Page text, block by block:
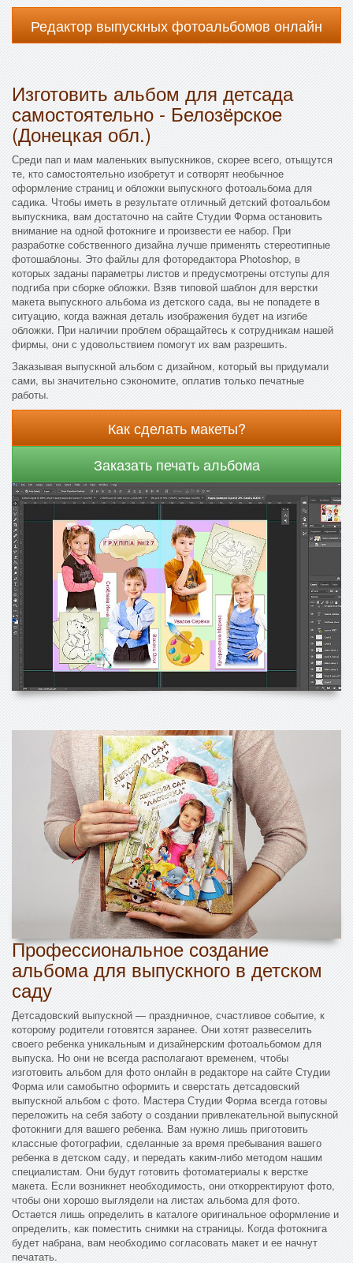
Редактор выпускных фотоальбомов онлайн
Изготовить альбом для детсада
самостоятельно - Белозёрское
(Донецкая обл.)
Среди пап и мам маленьких выпускников, скорее всего, отыщутся
те, кто самостоятельно изобретут и сотворят необычное
оформление страниц и обложки выпускного фотоальбома для
садика. Чтобы иметь в результате отличный детский фотоальбом
выпускника, вам достаточно на сайте Студии Форма остановить
внимание на одной фотокниге и произвести ее набор. При
разработке собственного дизайна лучше применять стереотипные
фотошаблоны. Это файлы для фоторедактора Photoshop, в
которых заданы параметры листов и предусмотрены отступы для
подгиба при сборке обложки. Взяв типовой шаблон для верстки
макета выпускного альбома из детского сада, вы не попадете в
ситуацию, когда важная деталь изображения будет на изгибе
обложки. При наличии проблем обращайтесь к сотрудникам нашей
фирмы, они с удовольствием помогут их вам разрешить.
Заказывая выпускной альбом с дизайном, который вы придумали
сами, вы значительно сэкономите, оплатив только печатные
работы.
Как сделать макеты?
Заказать печать альбома
Профессиональное создание
альбома для выпускного в детском
саду
Детсадовский выпускной — праздничное, счастливое событие, к
которому родители готовятся заранее. Они хотят развеселить
своего ребенка уникальным и дизайнерским фотоальбомом для
выпуска. Но они не всегда располагают временем, чтобы
изготовить альбом для фото онлайн в редакторе на сайте Студии
Форма или самобытно оформить и сверстать детсадовский
выпускной альбом с фото. Мастера Студии Форма всегда готовы
переложить на себя заботу о создании привлекательной выпускной
фотокниги для вашего ребенка. Вам нужно лишь приготовить
классные фотографии, сделанные за время пребывания вашего
ребенка в детском саду, и передать каким-либо методом нашим
специалистам. Они будут готовить фотоматериалы к верстке
макета. Если возникнет необходимость, они откорректируют фото,
чтобы они хорошо выглядели на листах альбома для фото.
Остается лишь определить в каталоге оригинальное оформление и
определить, как поместить снимки на страницы. Когда фотокнига
будет набрана, вам необходимо согласовать макет и ее начнут
печатать.